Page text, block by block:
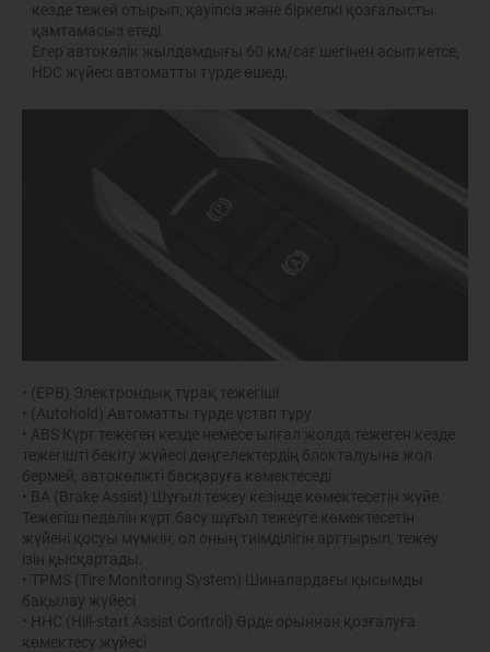
кезде тежей отырып, қауіпсіз және біркелкі қозғалысты
қамтамасыз етеді.
Егер автокөлік жылдамдығы 60 км/сағ шегінен асып кетсе,
HDC жүйесі автоматты түрде өшеді.
• (EPB) Электрондық тұрақ тежегіші
• (Autohold) Автоматты түрде ұстап тұру
• ABS Күрт тежеген кезде немесе ылғал жолда тежеген кезде
тежегішті бекіту жүйесі дөңгелектердің блокталуына жол
бермей, автокөлікті басқаруға көмектеседі
• BA (Brake Assist) Шұғыл тежеу кезінде көмектесетін жүйе.
Тежегіш педалін күрт басу шұғыл тежеуге көмектесетін
жүйені қосуы мүмкін, ол оның тиімділігін арттырып, тежеу
ізін қысқартады.
• TPMS (Tire Monitoring System) Шиналардағы қысымды
бақылау жүйесі
• HHC (Hill-start Assist Control) Өрде орыннан қозғалуға
көмектесу жүйесі